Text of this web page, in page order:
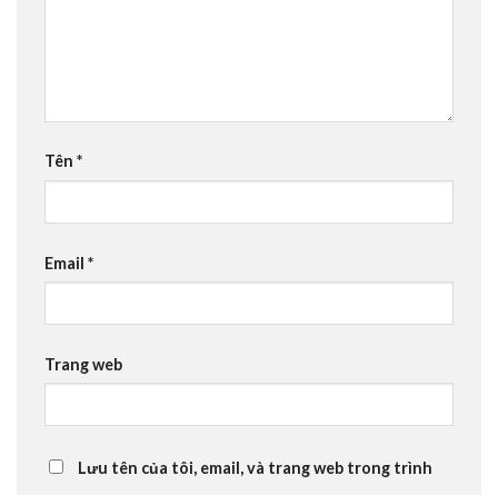
Tên *
Email *
Trang web
Lưu tên của tôi, email, và trang web trong trình